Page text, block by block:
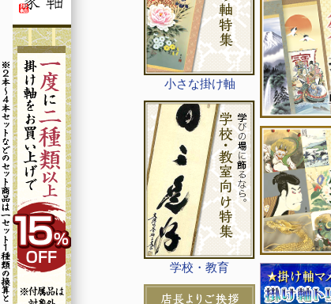
小さな掛け軸
学校・教育